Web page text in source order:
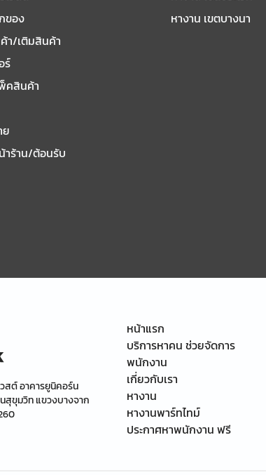
ของ
า/เติมสินค้า
ร์
คสินค้า
ย
าร้าน/ต้อนรับ
หางาน เขตบางนา
วสต์ อาคารยูนิคอร์น
สุขุมวิท แขวงบางจาก
หน้าแรก
บริการหาคน ช่วยจัดการ
พนักงาน
เกี่ยวกับเรา
หางาน
หางานพาร์ทไทม์
ประกาศหาพนักงาน ฟรี